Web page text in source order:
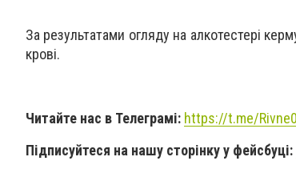
За результатами огляду на алкотестері
крові.
Читайте нас в Телеграмі: https://t.me/
Підписуйтеся на нашу сторінку у фейсбуці: